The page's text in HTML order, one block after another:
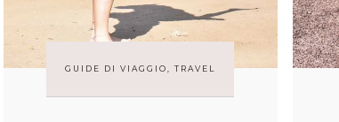
GUIDE DI VIAGGIO,TRAVEL